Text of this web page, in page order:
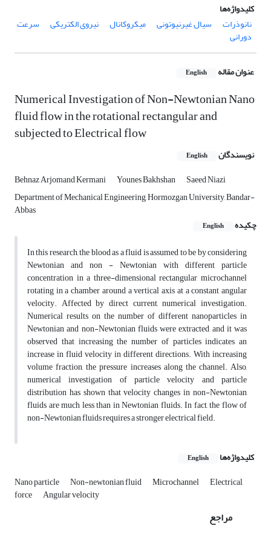
کلیدواژه‌ها
نانوذرات
سیال غیرنیوتونی میکروکانال نیروی الکتریکی سرعت
دورانی
عنوان مقاله English
Numerical Investigation of Non-Newtonian Nano
fluid flow in the rotational rectangular and
subjected to Electrical flow
نویسندگان English
Behnaz Arjomand Kermani Younes Bakhshan
Saeed Niazi
Department of Mechanical Engineering, Hormozgan University, Bandar-
Abbas
چکیده
English
In this research, the blood as a fluid is assumed to be by considering
Newtonian and non - Newtonian with different particle
concentration in a three-dimensional rectangular microchannel
rotating in a chamber around a vertical axis at a constant angular
velocity. Affected by direct current, numerical investigation.
Numerical results on the number of different nanoparticles in
Newtonian and non-Newtonian fluids were extracted and it was
observed that increasing the number of particles indicates an
increase in fluid velocity in different directions. With increasing
volume fraction, the pressure increases along the channel. Also,
numerical investigation of particle velocity and particle
distribution has shown that velocity changes in non-Newtonian
fluids are much less than in Newtonian fluids. In fact, the flow of
non-Newtonian fluids requires a stronger electrical field.
کلیدواژه‌ها English
Nano particle Non-newtonian fluid Microchannel Electrical
force Angular velocity
مراجع